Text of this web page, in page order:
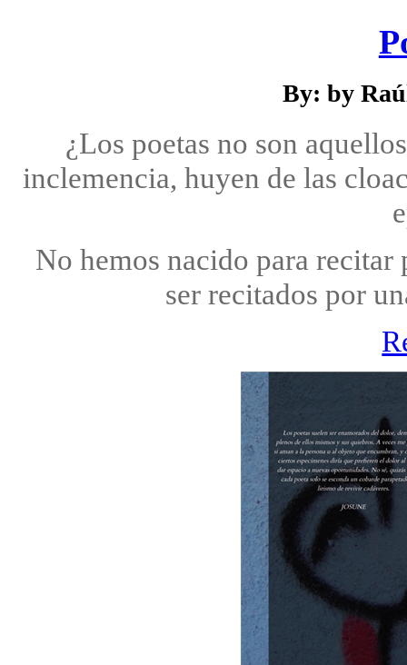
By: by
¿Los poetas no son
inclemencia, huyen de las
No hemos nacido para recitar
ser recitados por